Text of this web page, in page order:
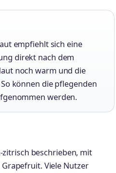
empfiehlt sich eine
direkt nach dem
noch warm und die
können die pflegenden
werden.
beschrieben, mit
Viele Nutzer